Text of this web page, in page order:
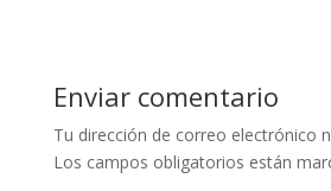
Enviar comentario
Tu dirección de correo electrónico
Los campos obligatorios están